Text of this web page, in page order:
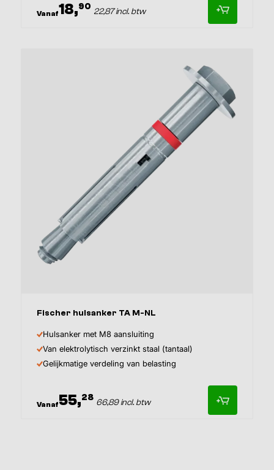
Afmeting
Inhoud
Vanaf18,90 22,87 incl. btw
Fischer hulsanker TA M-NL
Hulsanker met M8 aansluiting
Van elektrolytisch verzinkt staal (tantaal)
Gelijkmatige verdeling van belasting
Vanaf55,28 66,89 incl. btw